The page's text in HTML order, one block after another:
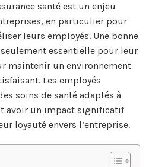
santé est un enjeu
en particulier pour
leurs employés. Une bonne
essentielle pour leur
maintenir un environnement
Les employés
soins de santé adaptés à
avoir un impact significatif
loyauté envers l’entreprise.